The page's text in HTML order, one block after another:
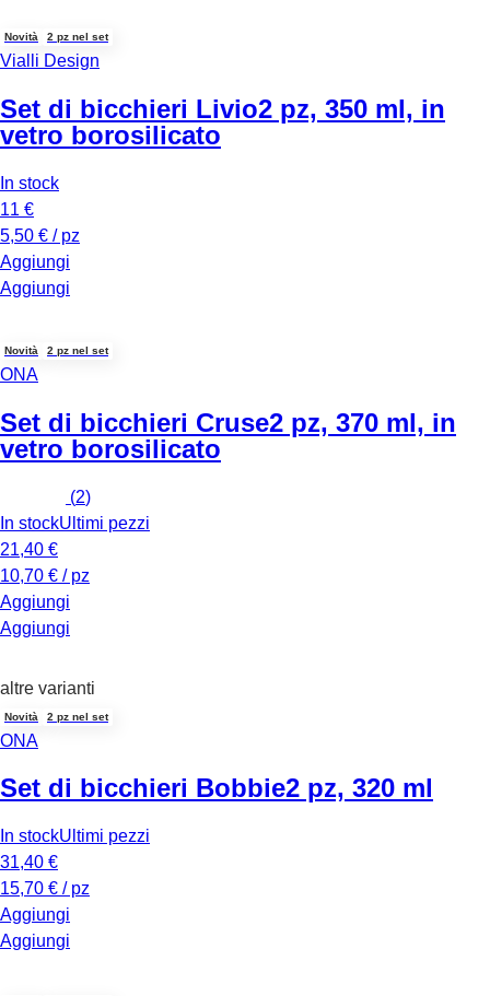
Novità 2 pz nel set
Vialli Design
Set di bicchieri Livio2 pz, 350 ml, in
vetro borosilicato
In stock
11 €
5,50 € / pz
Aggiungi
Aggiungi
Novità 2 pz nel set
ONA
Set di bicchieri Cruse2 pz, 370 ml, in
vetro borosilicato
(2)
In stockUltimi pezzi
21,40 €
10,70 € / pz
Aggiungi
Aggiungi
altre varianti
Novità 2 pz nel set
ONA
Set di bicchieri Bobbie2 pz, 320 ml
In stockUltimi pezzi
31,40 €
15,70 € / pz
Aggiungi
Aggiungi